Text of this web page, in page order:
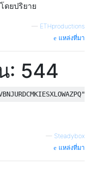
ดยปริยาย
— ETHproductions
แหล่งที่มา
: 544
— Steadybox
แหล่งที่มา